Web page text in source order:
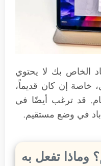
الخاص بك لا يحتوي
خاصة إن كان قديماً،
قد ترغب أيضًا في
باد في وضع مستقيم.
وماذا تفعل به